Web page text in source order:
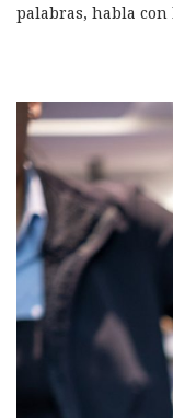
palabras, habla